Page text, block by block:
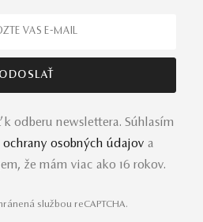
odberu newslettera. Súhlasím
ochrany osobných údajov a
že mám viac ako 16 rokov.
službou reCAPTCHA.